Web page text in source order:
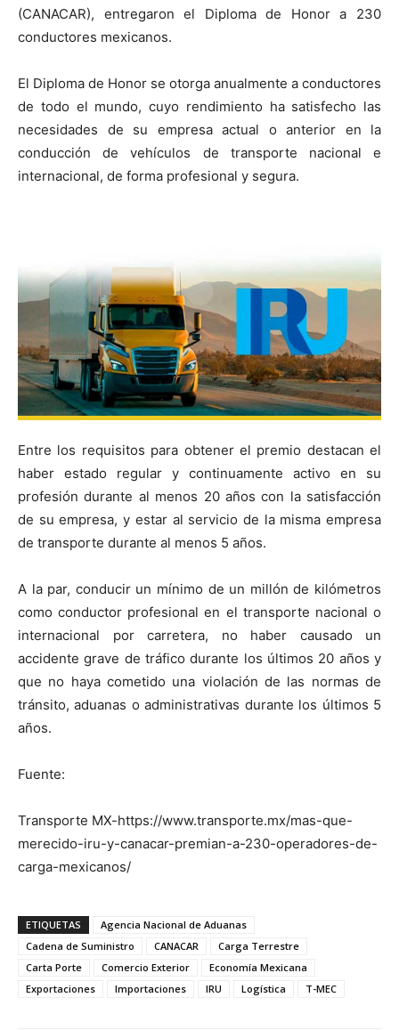
(CANACAR), entregaron el Diploma de Honor a 230
conductores mexicanos.
El Diploma de Honor se otorga anualmente a conductores
de todo el mundo, cuyo rendimiento ha satisfecho las
necesidades de su empresa actual o anterior en la
conducción de vehículos de transporte nacional e
internacional, de forma profesional y segura.
Entre los requisitos para obtener el premio destacan el
haber estado regular y continuamente activo en su
profesión durante al menos 20 años con la satisfacción
de su empresa, y estar al servicio de la misma empresa
de transporte durante al menos 5 años.
A la par, conducir un mínimo de un millón de kilómetros
como conductor profesional en el transporte nacional o
internacional por carretera, no haber causado un
accidente grave de tráfico durante los últimos 20 años y
que no haya cometido una violación de las normas de
tránsito, aduanas o administrativas durante los últimos 5
años.
Fuente:
Transporte MX-https://www.transporte.mx/mas-que-
merecido-iru-y-canacar-premian-a-230-operadores-de-
carga-mexicanos/
ETIQUETAS
Agencia Nacional de Aduanas
Cadena de Suministro
CANACAR
Carga Terrestre
Carta Porte
Comercio Exterior
Economía Mexicana
Exportaciones
Importaciones IRU Logística T-MEC